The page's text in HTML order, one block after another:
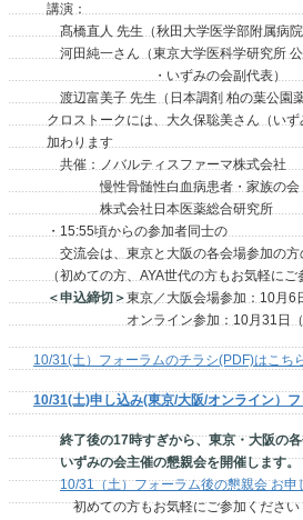
講演：
髙橋直人 先生（秋田大学医学部附属病院
河田純一さん（東京大学医科学研究所 公
・いずみの会副代表）
渡辺富美子 先生（日本調剤 柏の葉公園薬
クロストークには、大久保聡美さん（いず
加わります
共催：ノバルティスファーマ株式会社
慢性骨髄性白血病患者・家族の会
株式会社日本医薬総合研究所
・15:55頃からの参加者同士の
交流会は、東京と大阪の各会場参加の方
（初めての方、AYA世代の方もお気軽にご
＜申込締切＞東京／大阪会場参加：10月6
オンライン参加：10月31日（土
10/31(土）フォーラムのチラシ(PDF)はこち
10/31(土)申し込み(東京/大阪/オンライン）
終了後の17時すぎから、東京・大阪の
いずみの会主催の懇親会を開催します。
10/31（土）フォーラム後の懇親会 お申
初めての方もお気軽にご参加ください